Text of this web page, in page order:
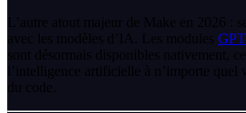
L’autre atout majeur de Make en 2026 :
avec les modèles d’IA. Les modules
sont désormais disponibles nativement,
l’intelligence artificielle à n’importe quel
du code.